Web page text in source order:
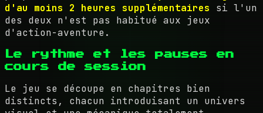
d'au moins 2 heures supplémentaires si l'un
des deux n'est pas habitué aux jeux
d'action-aventure.
Le rythme et les pauses en
cours de session
Le jeu se découpe en chapitres bien
distincts, chacun introduisant un univers